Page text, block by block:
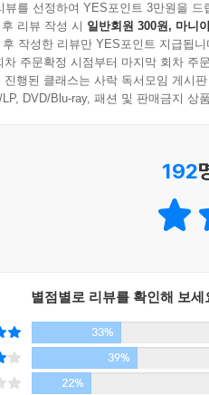
자들에게 친숙한 인물이다. 그의
응을 얻었다. 아마존 서평을 살
괴짜경제학』보다 뛰어난 책
서 상대적으로 소홀했던 정통
있는 비슷한 분야의 책 중에
으로 세상을 보는 법을 알려준다.
트리아 경제학자
뷰를 선정하여 YES포인트 3만원을 드
리뷰 작성 시 일반회원 300원, 마니
작성한 리뷰만 YES포인트 지급됩니
차 주문확정 시점부터 마지막 회차 주
진행된 클래스는 사락 독서모임 게시
DVD/Blu-ray, 패션 및 판매금지 상
192
별점별로 리뷰를 확인해 보세
33%
39%
22%